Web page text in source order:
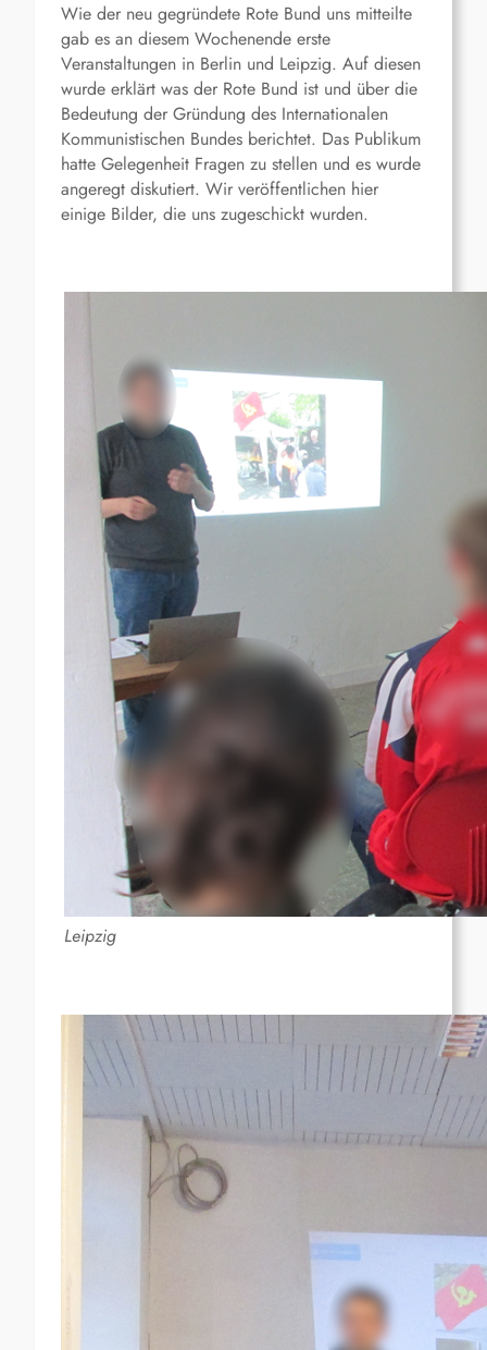
Wie der neu gegründete Rote Bund uns mitteilte
gab es an diesem Wochenende erste
Veranstaltungen in Berlin und Leipzig. Auf diesen
wurde erklärt was der Rote Bund ist und über die
Bedeutung der Gründung des Internationalen
Kommunistischen Bundes berichtet. Das Publikum
hatte Gelegenheit Fragen zu stellen und es wurde
angeregt diskutiert. Wir veröffentlichen hier
einige Bilder, die uns zugeschickt wurden.
Leipzig